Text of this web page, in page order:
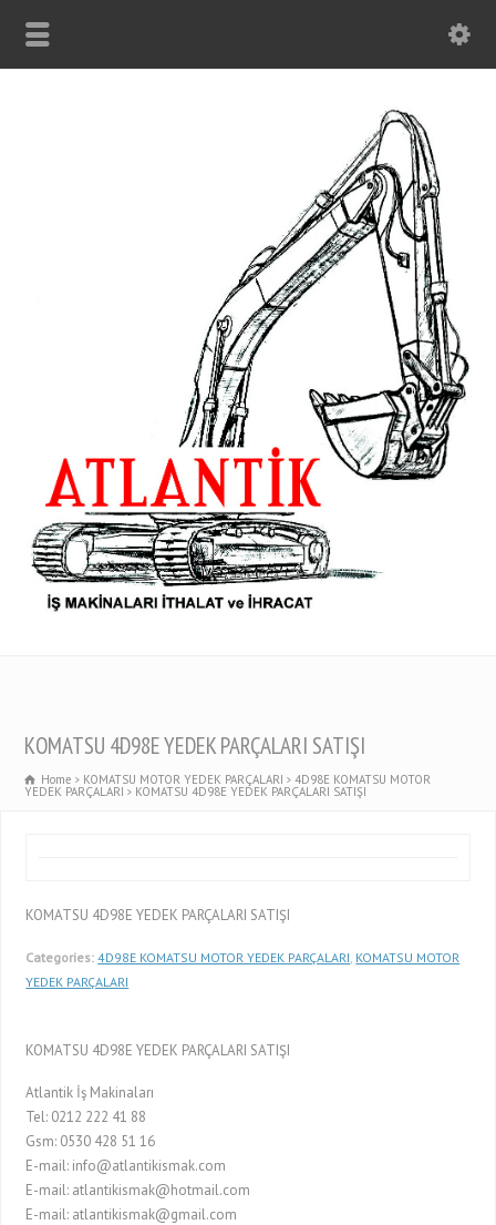
KOMATSU 4D98E YEDEK PARÇALARI SATIŞI
Home KOMATSU MOTOR YEDEK PARÇALARI 4D98E KOMATSU MOTOR
YEDEK PARÇALARI KOMATSU 4D98E YEDEK PARÇALARI SATIŞI
KOMATSU 4D98E YEDEK PARÇALARI SATIŞI
Categories: 4D98E KOMATSU MOTOR YEDEK PARÇALARI KOMATSU MOTOR
YEDEK PARÇALARI
KOMATSU 4D98E YEDEK PARÇALARI SATIŞI
Atlantik İş Makinaları
Tel: 0212 222 41 88
Gsm: 0530 428 51 16
E-mail: info@atlantikismak.com
E-mail: atlantikismak@hotmail.com
E-mail: atlantikismak@gmail.com